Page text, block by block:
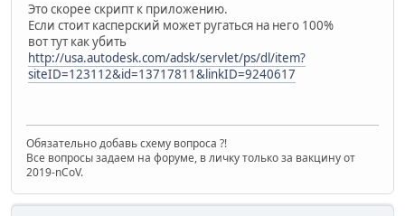
Это скорее скрипт к приложению.
Если стоит касперский может ругаться на него 100%
вот тут как убить
http://usa.autodesk.com/adsk/servlet/ps/dl/item?
siteID=123112&id=13717811&linkID=9240617
Обязательно добавь схему вопроса ?!
Все вопросы задаем на форуме, в личку только за вакцину от
2019-nCoV.